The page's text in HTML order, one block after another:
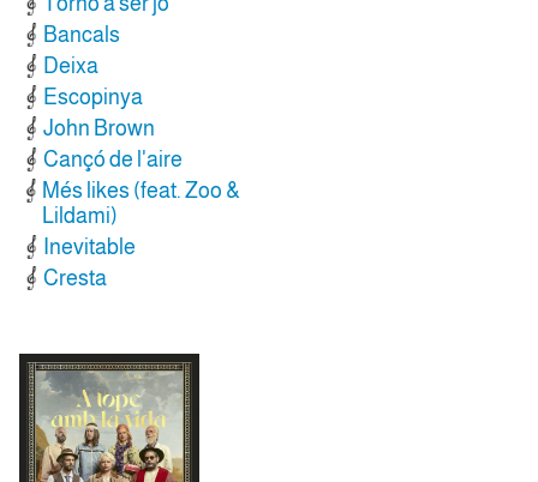
Bancals
Deixa
Escopinya
John Brown
Cançó de l'aire
Més likes (feat. Zoo &
Lildami)
Inevitable
Cresta